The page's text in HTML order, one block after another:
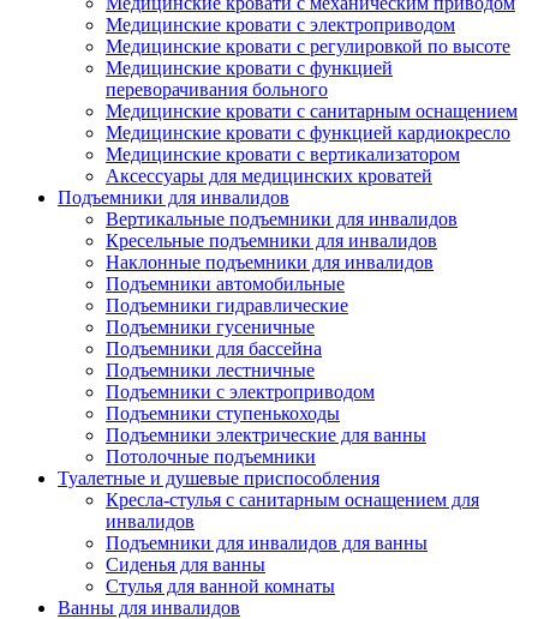
Медицинские кровати с электроприводом
Медицинские кровати с регулировкой по высоте
Медицинские кровати с функцией
переворачивания больного
Медицинские кровати с санитарным оснащением
Медицинские кровати с функцией кардиокресло
Медицинские кровати с вертикализатором
Аксессуары для медицинских кроватей
Подъемники для инвалидов
Вертикальные подъемники для инвалидов
Кресельные подъемники для инвалидов
Наклонные подъемники для инвалидов
Подъемники автомобильные
Подъемники гидравлические
Подъемники гусеничные
Подъемники для бассейна
Подъемники лестничные
Подъемники с электроприводом
Подъемники ступенькоходы
Подъемники электрические для ванны
Потолочные подъемники
Туалетные и душевые приспособления
Кресла-стулья с санитарным оснащением для
инвалидов
Подъемники для инвалидов для ванны
Сиденья для ванны
Стулья для ванной комнаты
Ванны для инвалидов